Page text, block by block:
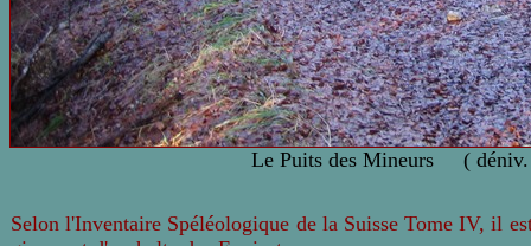
Le Puits des Mineurs (
Selon l'Inventaire Spéléologique de la Suisse Tome IV, il